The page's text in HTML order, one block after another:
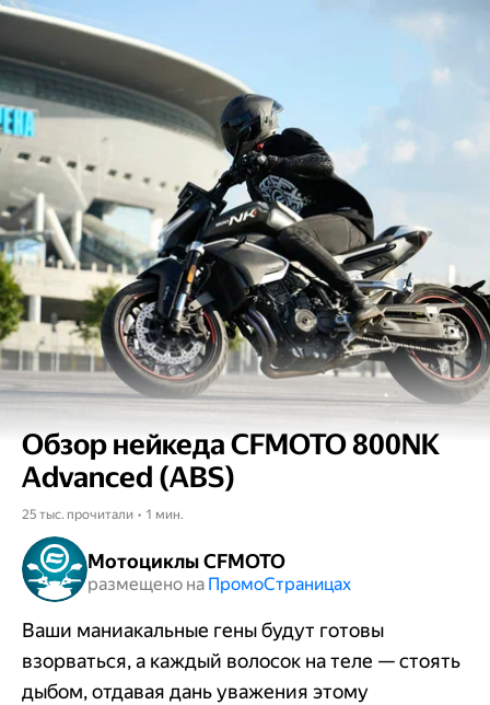
Обзор нейкеда CFMOTO 800NK
Advanced (ABS)
25 тыс. прочитали • 1 мин.
Мотоциклы CFMOTO
размещено на Промо​​​​​​​Страницах
Ваши маниакальные гены будут готовы
взорваться, а каждый волосок на теле — стоять
дыбом, отдавая дань уважения этому